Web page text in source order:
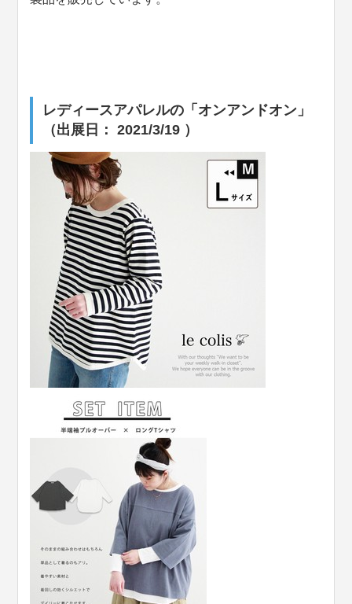
レディースアパレルの「オンアンドオン」
（出展日： 2021/3/19 ）